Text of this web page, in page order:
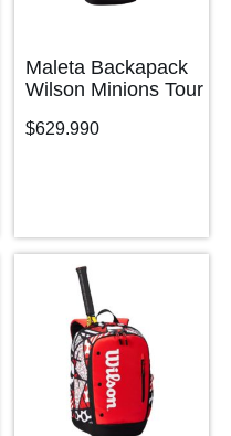
Maleta Backapack
Wilson Minions Tour
$629.990